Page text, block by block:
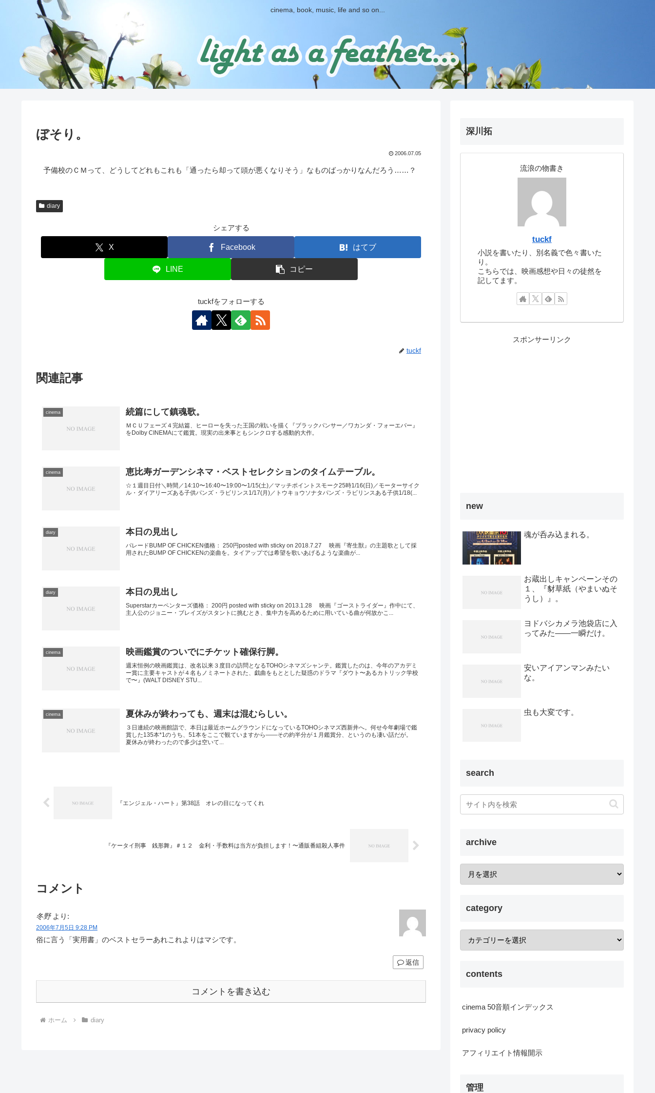
cinema, book, music, life and so on...
ぼそり。
2006.07.05
予備校のＣＭって、どうしてどれもこれも「通ったら却って頭が悪くなりそう」なものばっかりなんだろう……？
diary
シェアする
X Facebook はてブ
LINE コピー
tuckfをフォローする
tuckf
関連記事
cinema 続篇にして鎮魂歌。
ＭＣＵフェーズ４完結篇、ヒーローを失った王国の戦いを描く『ブラックパンサー／ワカンダ・フォーエバー』
をDolby CINEMAにて鑑賞。現実の出来事ともシンクロする感動的大作。
cinema 恵比寿ガーデンシネマ・ベストセレクションのタイムテーブル。
☆１週目日付＼時間／14:10〜16:40〜19:00〜1/15(土)／マッチポイントスモーク25時1/16(日)／モーターサイク
ル・ダイアリーズある子供パンズ・ラビリンス1/17(月)／トウキョウソナタパンズ・ラビリンスある子供1/18(...
diary 本日の見出し
パレードBUMP OF CHICKEN価格： 250円posted with sticky on 2018.7.27 映画『寄生獣』の主題歌として採
用されたBUMP OF CHICKENの楽曲を。タイアップでは希望を歌いあげるような楽曲が...
diary 本日の見出し
Superstarカーペンターズ価格： 200円 posted with sticky on 2013.1.28 映画『ゴーストライダー』作中にて、
主人公のジョニー・ブレイズがスタントに挑むとき、集中力を高めるために用いている曲が何故かこ...
cinema 映画鑑賞のついでにチケット確保行脚。
週末恒例の映画鑑賞は、改名以来３度目の訪問となるTOHOシネマズシャンテ。鑑賞したのは、今年のアカデミ
ー賞に主要キャストが４名もノミネートされた、戯曲をもととした疑惑のドラマ『ダウト〜あるカトリック学校
で〜』(WALT DISNEY STU...
cinema 夏休みが終わっても、週末は混むらしい。
３日連続の映画館詣で、本日は最近ホームグラウンドになっているTOHOシネマズ西新井へ。何せ今年劇場で鑑
賞した135本*1のうち、51本をここで観ていますから――その約半分が１月鑑賞分、というのも凄い話だが。
夏休みが終わったので多少は空いて...
『エンジェル・ハート』第38話 オレの目になってくれ
『ケータイ刑事 銭形舞』＃１２ 金利・手数料は当方が負担します！〜通販番組殺人事件
コメント
冬野 より:
2006年7月5日 9:28 PM
俗に言う「実用書」のベストセラーあれこれよりはマシです。
返信
コメントを書き込む
ホーム diary
深川拓
流浪の物書き
tuckf
小説を書いたり、別名義で色々書いた
り。
こちらでは、映画感想や日々の徒然を
記してます。
スポンサーリンク
new
魂が呑み込まれる。
お蔵出しキャンペーンその
１、『豺草紙（やまいぬそ
うし）』。
ヨドバシカメラ池袋店に入
ってみた――一瞬だけ。
安いアイアンマンみたい
な。
虫も大変です。
search
archive
category
contents
cinema 50音順インデックス
privacy policy
アフィリエイト情報開示
管理